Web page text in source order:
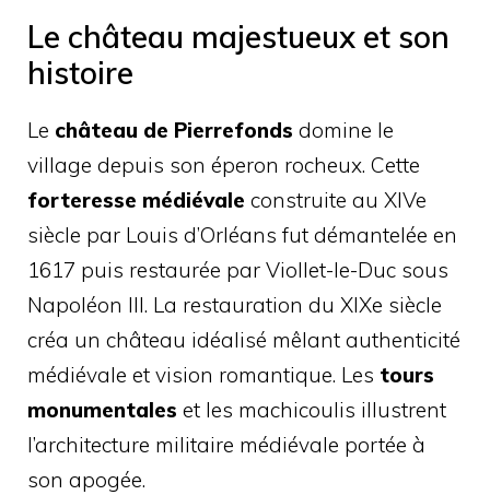
Le château majestueux et son
histoire
Le château de Pierrefonds domine le
village depuis son éperon rocheux. Cette
forteresse médiévale construite au XIVe
siècle par Louis d’Orléans fut démantelée en
1617 puis restaurée par Viollet-le-Duc sous
Napoléon III. La restauration du XIXe siècle
créa un château idéalisé mêlant authenticité
médiévale et vision romantique. Les tours
monumentales et les machicoulis illustrent
l’architecture militaire médiévale portée à
son apogée.